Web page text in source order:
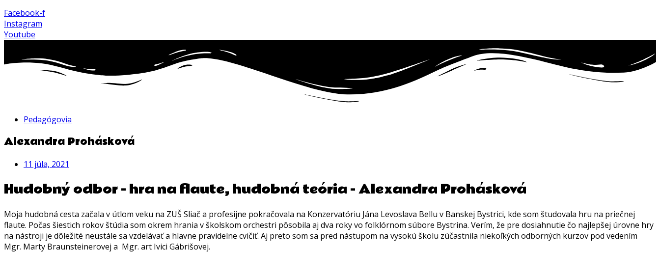
Facebook-f
Instagram
Youtube
Pedagógovia
Alexandra Prohásková
11 júla, 2021
Hudobný odbor - hra na flaute, hudobná teória - Alexandra Prohásková
Moja hudobná cesta začala v útlom veku na ZUŠ Sliač a profesijne pokračovala na Konzervatóriu Jána Levoslava Bellu v Banskej Bystrici, kde som študovala hru na priečnej
flaute. Počas šiestich rokov štúdia som okrem hrania v školskom orchestri pôsobila aj dva roky vo folklórnom súbore Bystrina. Verím, že pre dosiahnutie čo najlepšej úrovne hry
na nástroji je dôležité neustále sa vzdelávať a hlavne pravidelne cvičiť. Aj preto som sa pred nástupom na vysokú školu zúčastnila niekoľkých odborných kurzov pod vedením
Mgr. Marty Braunsteinerovej a Mgr. art Ivici Gábrišovej.